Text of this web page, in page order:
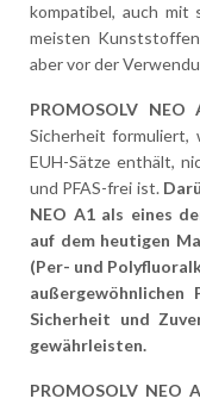
kompatibel, auch mit
meisten
aber vor der
PROMOSOLV NEO
Sicherheit formuliert,
EUH-Sätze enthält,
und PFAS-frei ist.
NEO A1 als eines
auf dem heutigen
(Per- und
Sicherheit und
gewährleisten.
PROMOSOLV NEO